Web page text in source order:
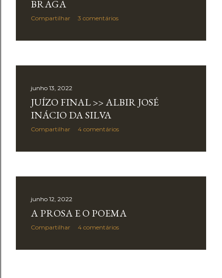
BRAGA
Compartilhar 3 comentários
junho 13, 2022
JUÍZO FINAL >> ALBIR JOSÉ
INÁCIO DA SILVA
Compartilhar 4 comentários
junho 12, 2022
A PROSA E O POEMA
Compartilhar 4 comentários